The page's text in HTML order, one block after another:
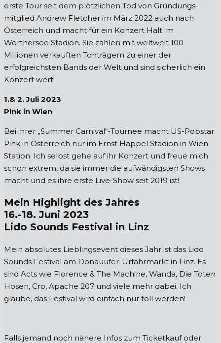
erste Tour seit dem plötzlichen Tod von Gründungs-
mitglied Andrew Fletcher im März 2022 auch nach
Österreich und macht für ein Konzert Halt im
Wörthersee Stadion. Sie zählen mit weltweit 100
Millionen verkauften Tonträgern zu einer der
erfolgreichsten Bands der Welt und sind sicherlich ein
Konzert wert!
1.& 2. Juli 2023
Pink in Wien
Bei ihrer „Summer Carnival“-Tournee macht US-Popstar
Pink in Österreich nur im Ernst Happel Stadion in Wien
Station. Ich selbst gehe auf ihr Konzert und freue mich
schon extrem, da sie immer die aufwändigsten Shows
macht und es ihre erste Live-Show seit 2019 ist!
Mein Highlight des Jahres
16.-18. Juni 2023
Lido Sounds Festival in Linz
Mein absolutes Lieblingsevent dieses Jahr ist das Lido
Sounds Festival am Donauufer-Urfahrmarkt in Linz. Es
sind Acts wie Florence & The Machine, Wanda, Die Toten
Hosen, Cro, Apache 207 und viele mehr dabei. Ich
glaube, das Festival wird einfach nur toll werden!
Falls jemand noch nähere Infos zum Ticketkauf oder